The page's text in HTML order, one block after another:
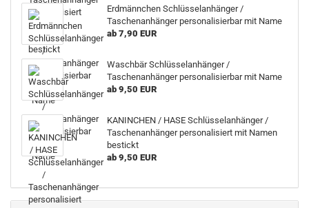
Erdmännchen Schlüsselanhänger /
Taschenanhänger personalisierbar mit Name
ab 7,90 EUR
Waschbär Schlüsselanhänger /
Taschenanhänger personalisierbar mit Name
ab 9,50 EUR
KANINCHEN / HASE Schlüsselanhänger /
Taschenanhänger personalisiert mit Namen
bestickt
ab 9,50 EUR